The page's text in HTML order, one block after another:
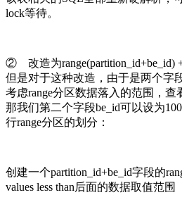
lock等待。
② 改造为range(partition_id+be_id) +
但是对于这种改造，由于是两个字
考虑range分区数据落入的范围，查
那我们第二个字段be_id可以设为
行range分区的划分：
创建一个partition_id+be_id字段的
values less than后面的数据取值范围